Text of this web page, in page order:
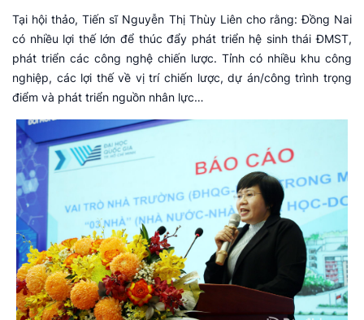
Tại hội thảo, Tiến sĩ Nguyễn Thị Thùy Liên cho rằng: Đồng Nai
có nhiều lợi thế lớn để thúc đẩy phát triển hệ sinh thái ĐMST,
phát triển các công nghệ chiến lược. Tỉnh có nhiều khu công
nghiệp, các lợi thế về vị trí chiến lược, dự án/công trình trọng
điểm và phát triển nguồn nhân lực…